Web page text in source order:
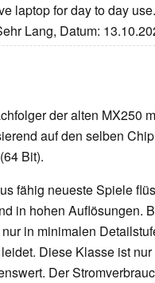
laptop for day to day use.
Lang, Datum:
der alten MX250
auf den selben
Bit).
fähig neueste Spiele
in hohen Auflösungen.
in minimalen
Diese Klasse ist
Der